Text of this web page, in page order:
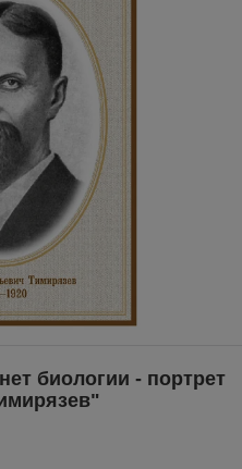
биологии - портрет